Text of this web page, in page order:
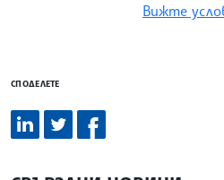
Вижте
СПОДЕЛЕТЕ